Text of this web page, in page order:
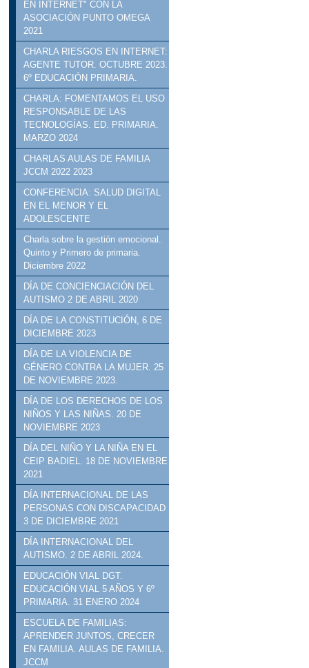
EN INTERNET" CON LA
ASOCIACIÓN PUNTO OMEGA
2021
CHARLA RIESGOS EN INTERNET:
AGENTE TUTOR. OCTUBRE 2023.
6º EDUCACIÓN PRIMARIA.
CHARLA: FOMENTAMOS EL USO
RESPONSABLE DE LAS
TECNOLOGÍAS. ED. PRIMARIA.
MARZO 2024
CHARLAS AULAS DE FAMILIA
JCCM 2022 2023
CONFERENCIA: SALUD DIGITAL
EN EL MENOR Y EL
ADOLESCENTE
Charla sobre la gestión emocional.
Quinto y Primero de primaria.
Diciembre 2022
DÍA DE CONCIENCIACIÓN DEL
AUTISMO 2 DE ABRIL 2020
DÍA DE LA CONSTITUCIÓN, 6 DE
DICIEMBRE 2023
DÍA DE LA VIOLENCIA DE
GÉNERO CONTRA LA MUJER. 25
DE NOVIEMBRE 2023.
DÍA DE LOS DERECHOS DE LOS
NIÑOS Y LAS NIÑAS. 20 DE
NOVIEMBRE 2023
DÍA DEL NIÑO Y LA NIÑA EN EL
CEIP BADIEL. 18 DE NOVIEMBRE
2021
DÍA INTERNACIONAL DE LAS
PERSONAS CON DISCAPACIDAD
3 DE DICIEMBRE 2021
DÍA INTERNACIONAL DEL
AUTISMO. 2 DE ABRIL 2024.
EDUCACIÓN VIAL DGT.
EDUCACIÓN VIAL 5 AÑOS Y 6º
PRIMARIA. 31 ENERO 2024
ESCUELA DE FAMILIAS:
APRENDER JUNTOS, CRECER
EN FAMILIA. AULAS DE FAMILIA.
JCCM